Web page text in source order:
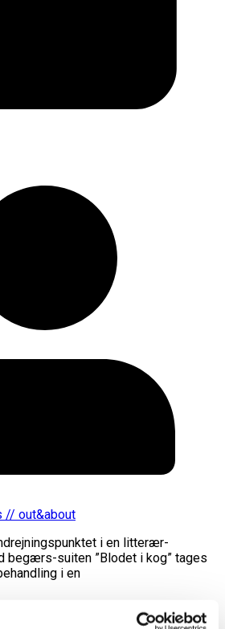
// out&about
i en litterær-
begærs-suiten ”Blodet i kog” tages
i en